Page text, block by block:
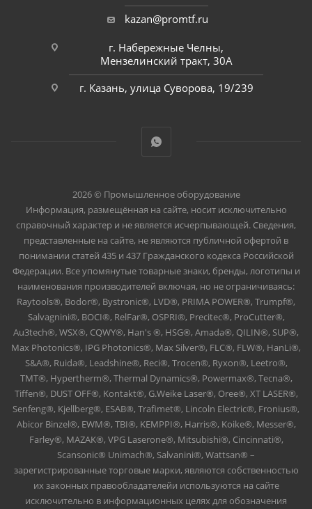
kazan@promtf.ru
г. Набережные Челны,
Мензелинский тракт, 30А
г. Казань, улица Суворова, 19/239
2026 © Промышленное оборудование
Информация, размещённая на сайте, носит исключительно
справочный характер и не является исчерпывающей. Сведения,
представленные на сайте, не являются публичной офертой в
понимании статей 435 и 437 Гражданского кодекса Российской
Федерации. Все упомянутые товарные знаки, бренды, логотипы и
наименования производителей включая, но не ограничиваясь:
Raytools®, Bodor®, Bystronic®, LVD®, PRIMA POWER®, Trumpf®,
Salvagnini®, BOCI®, RelFar®, OSPRI®, Precitec®, ProCutter®,
Au3tech®, WSX®, CQWY®, Han's ®, HSG®, Amada®, QILIN®, SUP®,
Max Photonics®, IPG Photonics®, Max Silver®, FLC®, FLW®, HanLi®,
S&A®, Ruida®, Leadshine®, Reci®, Trocen®, Ryxon®, Leetro®,
TMT®, Hypertherm®, Thermal Dynamics®, Powermax®, Tecna®,
Tiffen®, DUST OFF®, Kontakt®, G.Weike Laser®, Oree®, XT LASER®,
Senfeng®, Kjellberg®, ESAB®, Trafimet®, Lincoln Electric®, Fronius®,
Abicor Binzel®, EWM®, TBI®, KEMPPI®, Harris®, Koike®, Messer®,
Farley®, MAZAK®, VPG Laserone®, Mitsubishi®, Cincinnati®,
Scansonic® Unimach®, Salvanini®, Wattsan® –
зарегистрированные торговые марки, являются собственностью
их законных правообладателейи используются на сайте
исключительно в информационных целях для обозначения